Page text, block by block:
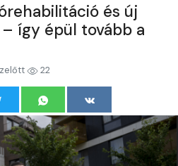
és új
így épül tovább a
22